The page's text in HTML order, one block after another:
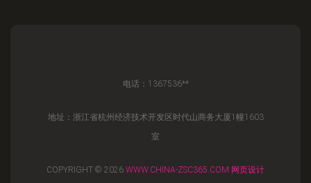
电话：1367536**
地址：浙江省杭州经济技术开发区时代山商务大厦1幢1603
室
COPYRIGHT © 2026 WWW.CHINA-ZSC365.COM 网页设计